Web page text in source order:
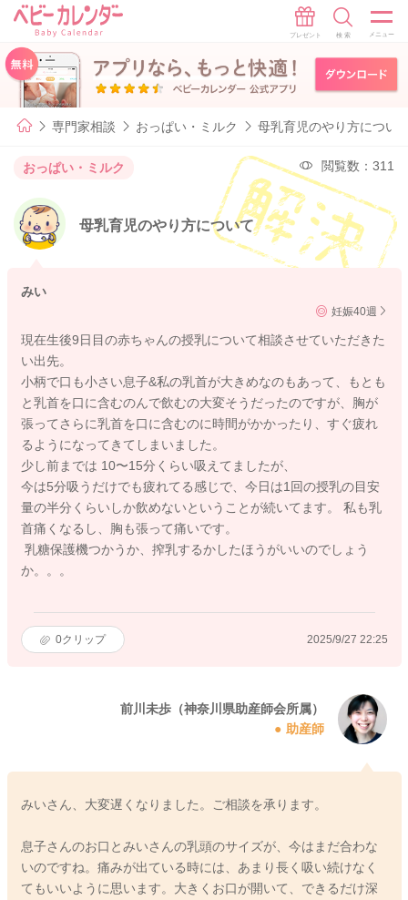
専門家相談 おっぱい・ミルク 母乳育児のやり方につい
おっぱい・ミルク 閲覧数：311
母乳育児のやり方について
みい
妊娠40週
現在生後9日目の赤ちゃんの授乳について相談させていただきた
い出先。
小柄で口も小さい息子&私の乳首が大きめなのもあって、もとも
と乳首を口に含むのんで飲むの大変そうだったのですが、胸が
張ってさらに乳首を口に含むのに時間がかかったり、すぐ疲れ
るようになってきてしまいました。
少し前までは 10〜15分くらい吸えてましたが、
今は5分吸うだけでも疲れてる感じで、今日は1回の授乳の目安
量の半分くらいしか飲めないということが続いてます。 私も乳
首痛くなるし、胸も張って痛いです。
乳糖保護機つかうか、搾乳するかしたほうがいいのでしょう
か。。。
0クリップ 2025/9/27 22:25
前川未歩（神奈川県助産師会所属）
助産師
みいさん、大変遅くなりました。ご相談を承ります。
息子さんのお口とみいさんの乳頭のサイズが、今はまだ合わな
いのですね。痛みが出ている時には、あまり長く吸い続けなく
てもいいように思います。大きくお口が開いて、できるだけ深